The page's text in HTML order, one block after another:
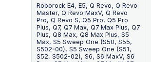
Roborock E4, E5, Q Revo, Q Revo
Master, Q Revo MaxV, Q Revo
Pro, Q Revo S, Q5 Pro, Q5 Pro
Plus, Q7, Q7 Max, Q7 Max Plus, Q7
Plus, Q8 Max, Q8 Max Plus, S5
Max, S5 Sweep One (S50, S55,
S502-00), S5 Sweep One (S51,
S52, S502-02), S6, S6 MaxV, S6